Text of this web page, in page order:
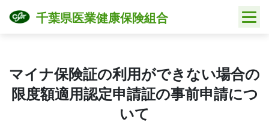
千葉県医業健康保険組合
マイナ保険証の利用ができない場合の
限度額適用認定申請証の事前申請につ
いて